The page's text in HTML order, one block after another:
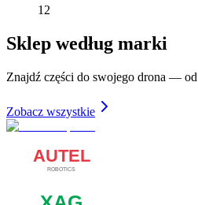
12
Sklep według marki
Znajdź części do swojego drona —
Zobacz wszystkie